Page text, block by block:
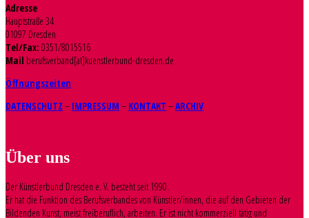
Adresse
Hauptstraße 34
01097 Dresden
Tel/Fax: 0351/8015516
Mail berufsverband[at]kuenstlerbund-dresden.de
Öffnungszeiten
DATENSCHUTZ – IMPRESSUM – KONTAKT –ARCHIV
Über uns
Der Künstlerbund Dresden e. V. besteht seit 1990.
Er hat die Funktion des Berufsverbandes von Künstler/innen, die auf den Gebieten der
Bildenden Kunst, meist freiberuflich, arbeiten. Er ist nicht kommerziell tätig und